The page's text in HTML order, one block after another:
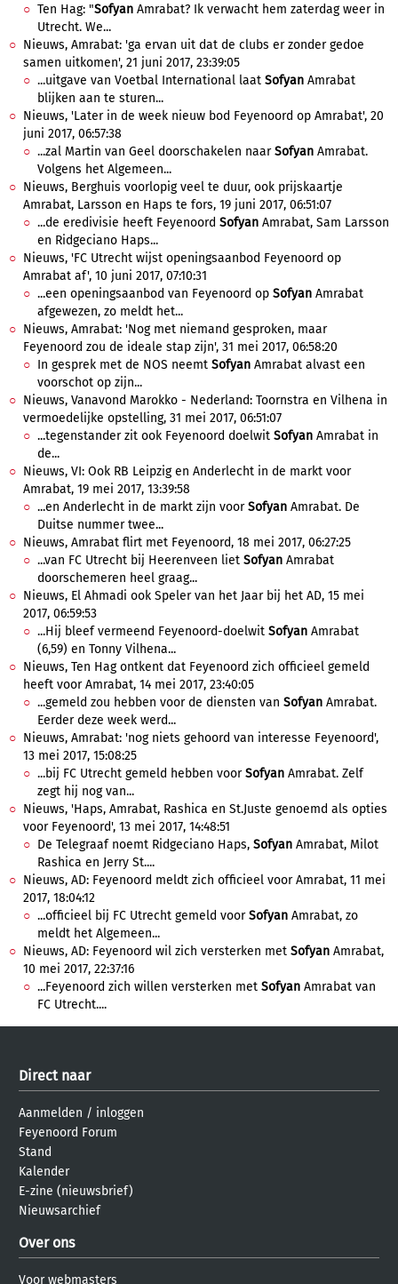
Ten Hag: "Sofyan Amrabat? Ik verwacht hem zaterdag weer in
Utrecht. We...
Nieuws, Amrabat: 'ga ervan uit dat de clubs er zonder gedoe
samen uitkomen', 21 juni 2017, 23:39:05
...uitgave van Voetbal International laat Sofyan Amrabat
blijken aan te sturen...
Nieuws, 'Later in de week nieuw bod Feyenoord op Amrabat', 20
juni 2017, 06:57:38
...zal Martin van Geel doorschakelen naarSofyan Amrabat.
Volgens het Algemeen...
Nieuws, Berghuis voorlopig veel te duur, ook prijskaartje
Amrabat, Larsson en Haps te fors, 19 juni 2017, 06:51:07
...de eredivisie heeft Feyenoord Sofyan Amrabat, Sam Larsson
en Ridgeciano Haps...
Nieuws, 'FC Utrecht wijst openingsaanbod Feyenoord op
Amrabat af', 10 juni 2017, 07:10:31
...een openingsaanbod van Feyenoord op Sofyan Amrabat
afgewezen, zo meldt het...
Nieuws, Amrabat: 'Nog met niemand gesproken, maar
Feyenoord zou de ideale stap zijn', 31 mei 2017, 06:58:20
In gesprek met de NOS neemt Sofyan Amrabat alvast een
voorschot op zijn...
Nieuws, Vanavond Marokko - Nederland: Toornstra en Vilhena in
vermoedelijke opstelling, 31 mei 2017, 06:51:07
...tegenstander zit ook Feyenoord doelwit Sofyan Amrabat in
de...
Nieuws, VI: Ook RB Leipzig en Anderlecht in de markt voor
Amrabat, 19 mei 2017, 13:39:58
...en Anderlecht in de markt zijn voorSofyan Amrabat. De
Duitse nummer twee...
Nieuws, Amrabat flirt met Feyenoord, 18 mei 2017, 06:27:25
...van FC Utrecht bij Heerenveen liet Sofyan Amrabat
doorschemeren heel graag...
Nieuws, El Ahmadi ook Speler van het Jaar bij het AD, 15 mei
2017, 06:59:53
...Hij bleef vermeend Feyenoord-doelwit Sofyan Amrabat
(6,59) en Tonny Vilhena...
Nieuws, Ten Hag ontkent dat Feyenoord zich officieel gemeld
heeft voor Amrabat, 14 mei 2017, 23:40:05
...gemeld zou hebben voor de diensten van Sofyan Amrabat.
Eerder deze week werd...
Nieuws, Amrabat: 'nog niets gehoord van interesse Feyenoord',
13 mei 2017, 15:08:25
...bij FC Utrecht gemeld hebben voorSofyan Amrabat. Zelf
zegt hij nog van...
Nieuws, 'Haps, Amrabat, Rashica en St.Juste genoemd als opties
voor Feyenoord', 13 mei 2017, 14:48:51
De Telegraaf noemt Ridgeciano Haps, Sofyan Amrabat, Milot
Rashica en Jerry St....
Nieuws, AD: Feyenoord meldt zich officieel voor Amrabat, 11 mei
2017, 18:04:12
...officieel bij FC Utrecht gemeld voorSofyan Amrabat, zo
meldt het Algemeen...
Nieuws, AD: Feyenoord wil zich versterken met Sofyan Amrabat,
10 mei 2017, 22:37:16
...Feyenoord zich willen versterken met Sofyan Amrabat van
FC Utrecht....
Direct naar
Aanmelden / inloggen
Feyenoord Forum
Stand
Kalender
E-zine (nieuwsbrief)
Nieuwsarchief
Over ons
Voor webmasters